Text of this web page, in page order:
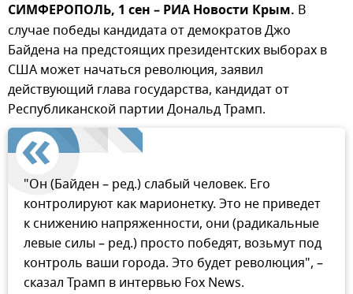
СИМФЕРОПОЛЬ, 1 сен – РИА Новости Крым. В
случае победы кандидата от демократов Джо
Байдена на предстоящих президентских выборах в
США может начаться революция, заявил
действующий глава государства, кандидат от
Республиканской партии Дональд Трамп.
"Он (Байден – ред.) слабый человек. Его
контролируют как марионетку. Это не приведет
к снижению напряженности, они (радикальные
левые силы – ред.) просто победят, возьмут под
контроль ваши города. Это будет революция", –
сказал Трамп в интервью Fox News.